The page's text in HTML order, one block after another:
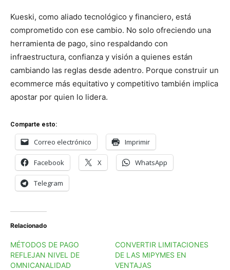
Kueski, como aliado tecnológico y financiero, está
comprometido con ese cambio. No solo ofreciendo una
herramienta de pago, sino respaldando con
infraestructura, confianza y visión a quienes están
cambiando las reglas desde adentro. Porque construir un
ecommerce más equitativo y competitivo también implica
apostar por quien lo lidera.
Comparte esto:
Correo electrónico Imprimir
Facebook X WhatsApp
Telegram
Relacionado
MÉTODOS DE PAGO
REFLEJAN NIVEL DE
OMNICANALIDAD
CONVERTIR LIMITACIONES
DE LAS MIPYMES EN
VENTAJAS